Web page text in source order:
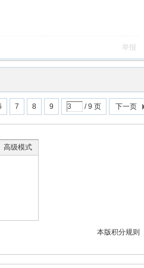
举报
7 8 9 / 9 页 下一页
高级模式
本版积分规则